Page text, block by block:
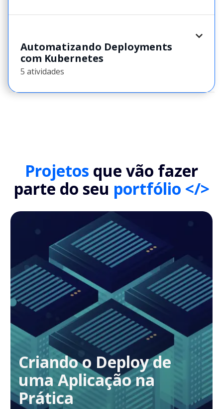
Automatizando Deployments
com Kubernetes
5 atividades
Projetos que vão fazer
parte do seu portfólio </>
Criando o Deploy de
uma Aplicação na
Prática